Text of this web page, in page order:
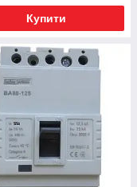
Купити